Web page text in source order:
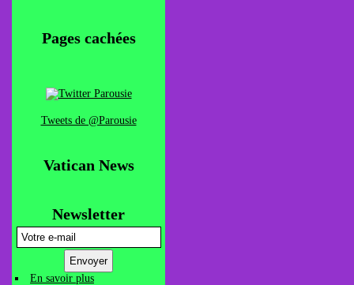
Pages cachées
Tweets de @Parousie
Vatican News
Newsletter
En savoir plus